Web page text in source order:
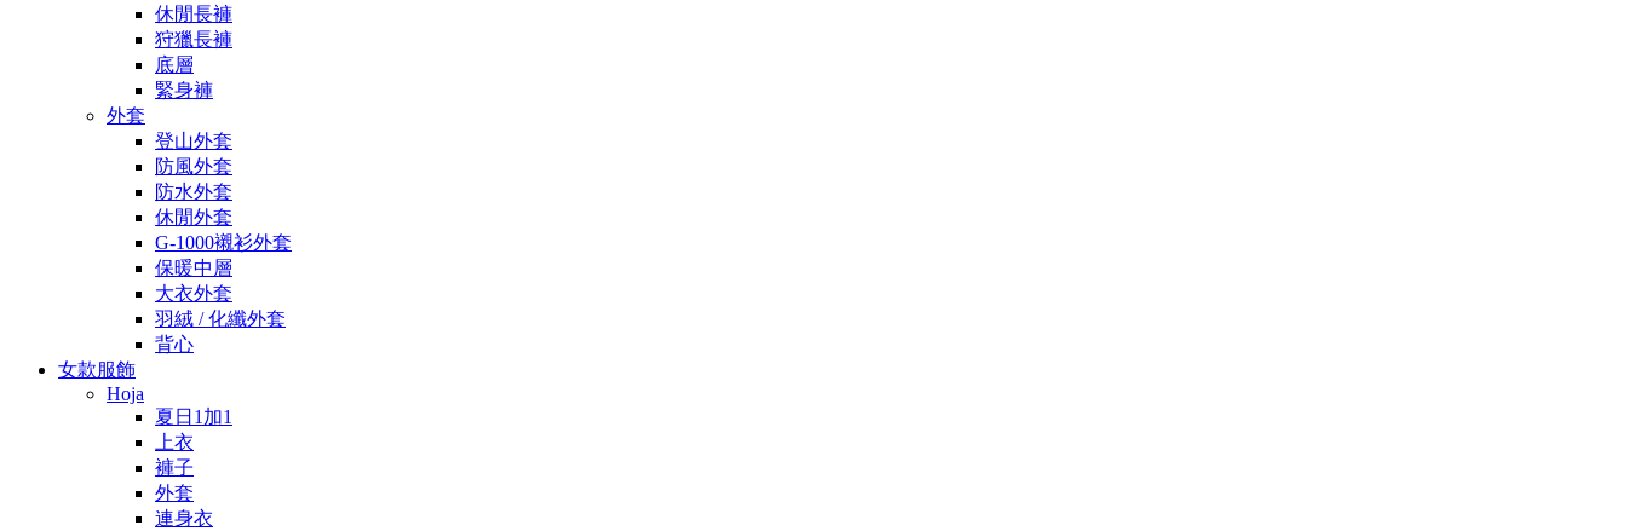
休閒長褲
狩獵長褲
底層
緊身褲
外套
登山外套
防風外套
防水外套
休閒外套
G-1000襯衫外套
保暖中層
大衣外套
羽絨 / 化纖外套
背心
女款服飾
Hoja
夏日1加1
上衣
褲子
外套
連身衣